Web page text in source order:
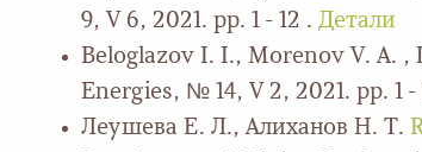
9, V 6, 2021. pp. 1 - 12 . Детали
Beloglazov I. I., Morenov V. A. ,
Energies, № 14, V 2, 2021. pp. 1 -
Леушева Е. Л., Алиханов Н. Т.